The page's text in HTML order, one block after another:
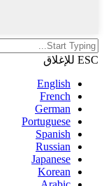
ESC للإغلاق
English
French
German
Portuguese
Spanish
Russian
Japanese
Korean